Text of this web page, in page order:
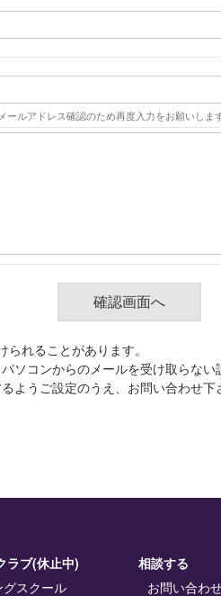
メールアドレス確認のため再度入力をお願いしま
れることがあります。
ソコンからのメールを受け取らない
ようご設定のうえ、お問い合わせ下
ラブ(休止中)
スクール
相談する
お問い合わ